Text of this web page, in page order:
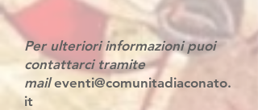
Per ulteriori informazioni puoi
contattarci tramite
maileventi@comunitad iaconato.
it